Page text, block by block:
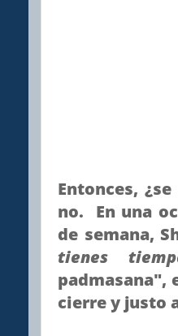
Entonces,
no. En una
de semana,
tienes
padmasana",
cierre y justo